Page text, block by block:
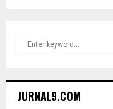
h
JURNAL9.COM